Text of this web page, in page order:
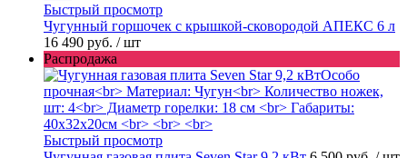
Быстрый просмотр
Чугунный горшочек с крышкой-сковородой АПЕКС 6 л
16 490 руб. / шт
Распродажа
Быстрый просмотр